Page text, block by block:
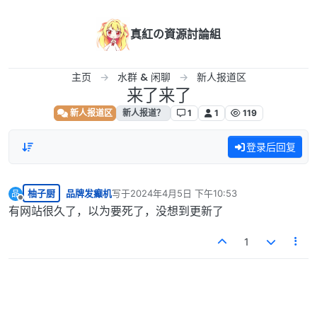
真紅の資源討論組
主页 水群 & 闲聊 新人报道区
来了来了
新人报道区 新人报道？ 1 1 119
登录后回复
品
离线
柚子厨 品牌发癫机写于2024年4月5日 下午10:53
最后由 编辑
有网站很久了，以为要死了，没想到更新了
1